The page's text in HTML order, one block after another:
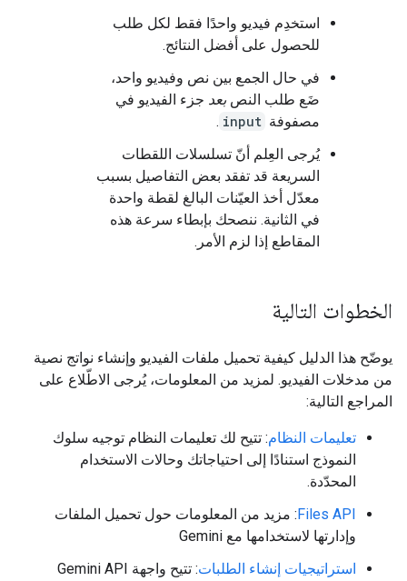
استخدِم فيديو واحدًا فقط لكل طلب
للحصول على أفضل النتائج.
في حال الجمع بين نص وفيديو واحد،
ضَع طلب النص بعد جزء الفيديو في
مصفوفة input
.
يُرجى العِلم أنّ تسلسلات اللقطات
السريعة قد تفقد بعض التفاصيل بسبب
معدّل أخذ العيّنات البالغ لقطة واحدة
في الثانية. ننصحك بإبطاء سرعة هذه
المقاطع إذا لزم الأمر.
الخطوات التالية
يوضّح هذا الدليل كيفية تحميل ملفات الفيديو وإنشاء نواتج نصية
من مدخلات الفيديو. لمزيد من المعلومات، يُرجى الاطّلاع على
المراجع التالية:
تعليمات النظام: تتيح لك تعليمات النظام توجيه سلوك
النموذج استنادًا إلى احتياجاتك وحالات الاستخدام
المحدّدة.
Files API: مزيد من المعلومات حول تحميل الملفات
وإدارتها لاستخدامها مع Gemini
استراتيجيات إنشاء الطلبات
: تتيح واجهة Gemini API